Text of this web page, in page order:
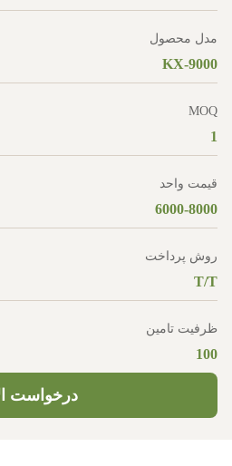
مدل محصول
KX-9000
MOQ
1
قیمت واحد
6000-8000
روش پرداخت
T/T
ظرفیت تامین
100
درخواست